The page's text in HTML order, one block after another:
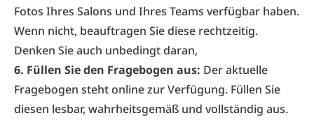
Fotos Ihres Salons und Ihres Teams verfügbar haben.
Wenn nicht, beauftragen Sie diese rechtzeitig.
Denken Sie auch unbedingt daran,
6. Füllen Sie den Fragebogen aus: Der aktuelle
Fragebogen steht online zur Verfügung. Füllen Sie
diesen lesbar, wahrheitsgemäß und vollständig aus.